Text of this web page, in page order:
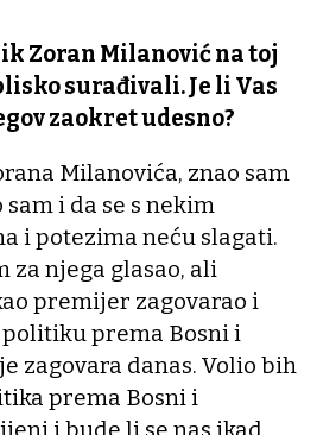
Zoran Milanović na toj
surađivali. Je li Vas
zaokret udesno?
Milanovića, znao sam
i da se s nekim
i potezima neću slagati.
za njega glasao, ali
premijer zagovarao i
prema Bosni i
zagovara danas. Volio bih
prema Bosni i